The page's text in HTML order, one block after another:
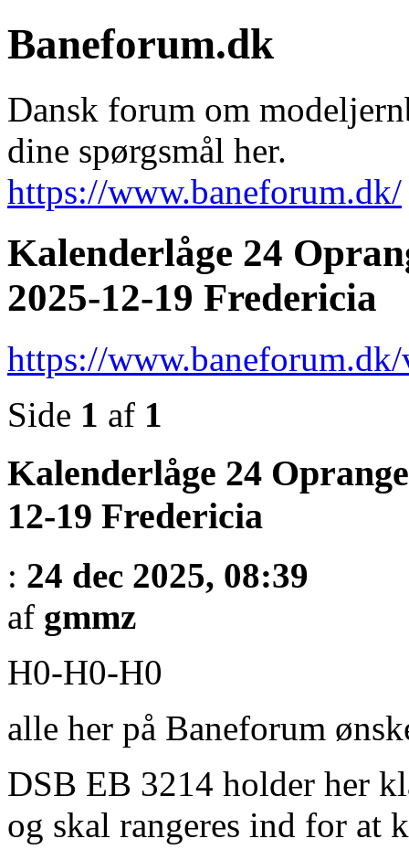
Baneforum.dk
Dansk forum om
dine spørgsmål her.
https://www.baneforum.dk/
Kalenderlåge 24
2025-12-19 Fredericia
https://
Side 1 af 1
Kalenderlåge 24
12-19 Fredericia
: 24 dec 2025, 08:39
af gmmz
H0-H0-H0
alle her på Baneforum
DSB EB 3214 holder her
og skal rangeres ind for at